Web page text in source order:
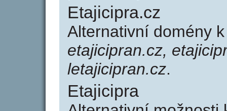
Etajicipra.cz
Alternativní domény
etajicipran.cz,
letajicipran.cz.
Etajicipra